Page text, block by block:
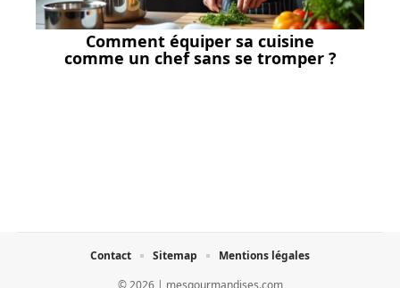
Comment équiper sa cuisine
comme un chef sans se tromper ?
Contact Sitemap Mentions légales